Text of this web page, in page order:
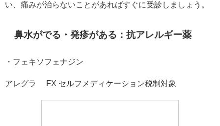
い、痛みが治らないことがあればすぐに受診しましょう。
鼻水がでる・発疹がある：抗アレルギー薬
・フェキソフェナジン
アレグラ® FX セルフメディケーション税制対象